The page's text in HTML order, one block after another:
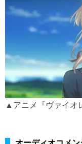
▲アニメ『ヴァイオ